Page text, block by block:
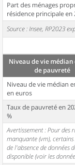
Part des ménages
résidence principale en
Source : Insee, RP2023
Niveau de vie
de pauvreté
Niveau de vie médian
en euros
Taux de pauvreté en
%
Avertissement : Pour des
manquante (vm),
de l'absence de données
disponible (voir les